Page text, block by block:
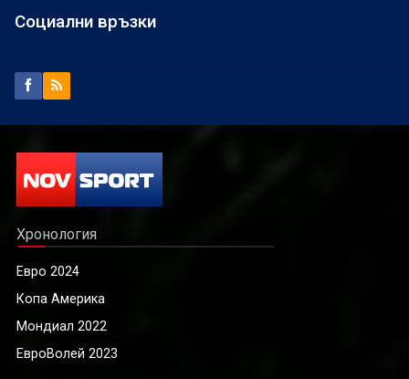
Социални връзки
Хронология
Евро 2024
Копа Америка
Мондиал 2022
ЕвроВолей 2023